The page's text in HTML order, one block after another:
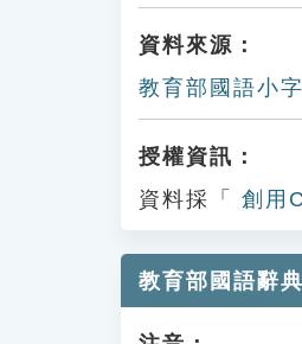
資料來源：
教育部國語小
授權資訊：
資料採「
創用
教育部國語辭